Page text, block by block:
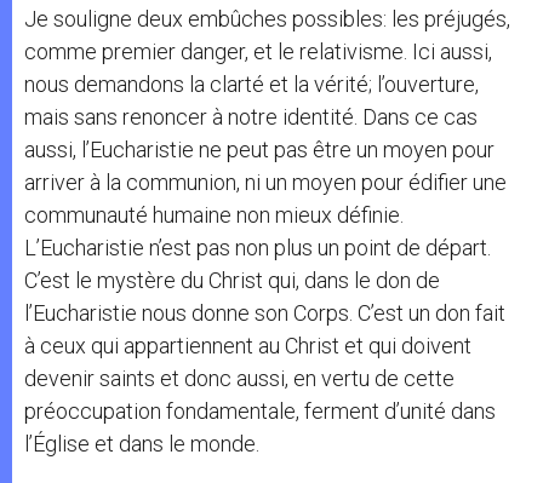
Je souligne deux embûches possibles: les préjugés,
comme premier danger, et le relativisme. Ici aussi,
nous demandons la clarté et la vérité; l’ouverture,
mais sans renoncer à notre identité. Dans ce cas
aussi, l’Eucharistie ne peut pas être un moyen pour
arriver à la communion, ni un moyen pour édifier une
communauté humaine non mieux définie.
L’Eucharistie n’est pas non plus un point de départ.
C’est le mystère du Christ qui, dans le don de
l’Eucharistie nous donne son Corps. C’est un don fait
à ceux qui appartiennent au Christ et qui doivent
devenir saints et donc aussi, en vertu de cette
préoccupation fondamentale, ferment d’unité dans
l’Église et dans le monde.